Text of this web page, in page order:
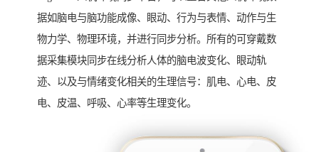
据如脑电与脑功能成像、眼动、行为与表情、动作与生
物力学、物理环境，并进行同步分析。所有的可穿戴数
据采集模块同步在线分析人体的脑电波变化、眼动轨
迹、以及与情绪变化相关的生理信号：肌电、心电、皮
电、皮温、呼吸、心率等生理变化。